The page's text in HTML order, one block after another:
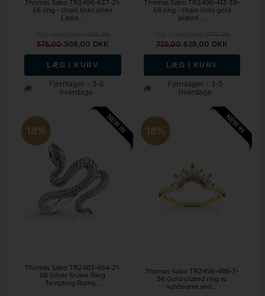
Thomas Sabo TR2496-637-21-
56 ring - chain links silver
Ladie...
575,00506,00 DKK
LÆG I KURV
Fjernlager - 3-5
hverdage
Thomas Sabo TR2496-413-39-
56 ring - chain links gold
plated ...
725,00628,00 DKK
LÆG I KURV
Fjernlager - 3-5
hverdage
18%
Thomas Sabo TR2483-664-21-
56 Silver Snake Ring
Tempting Roma...
18%
Thomas Sabo TR2456-488-7-
56 Gold-plated ring w.
sunbeams and...